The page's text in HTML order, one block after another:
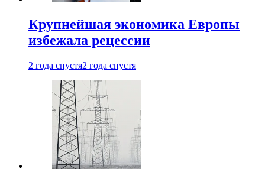
Крупнейшая экономика Европы
избежала рецессии
2 года спустя2 года спустя